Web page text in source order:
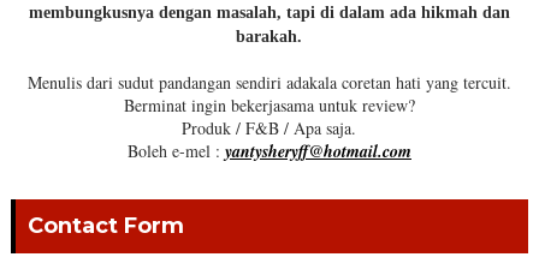
membungkusnya dengan masalah, tapi di dalam ada hikmah dan
barakah.
Menulis dari sudut pandangan sendiri adakala coretan hati yang tercuit.
Berminat ingin bekerjasama untuk review?
Produk / F&B / Apa saja.
Boleh e-mel : yantysheryff@hotmail.com
Contact Form